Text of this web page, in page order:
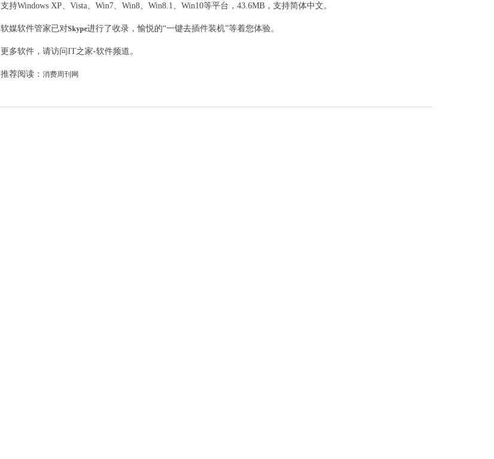
支持Windows XP、Vista、Win7、Win8、Win8.1、Win10等平台，43.6MB，支持简体中文。
软媒软件管家已对Skype进行了收录，愉悦的“一键去插件装机”等着您体验。
更多软件，请访问IT之家-软件频道。
推荐阅读： 消费周刊网